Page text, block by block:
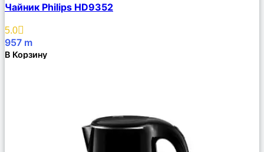
Описание
Избранное
Чайник Philips HD9352
5.0
957 m
В Корзину